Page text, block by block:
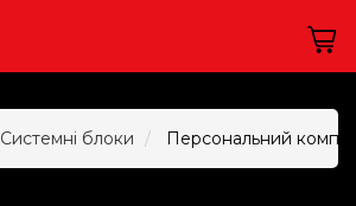
Системні блоки Персональний